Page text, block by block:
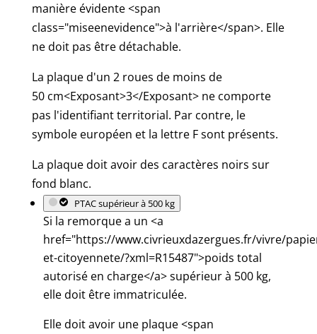
manière évidente <span
class="miseenevidence">à l'arrière</span>. Elle
ne doit pas être détachable.
La plaque d'un 2 roues de moins de
50 cm<Exposant>3</Exposant> ne comporte
pas l'identifiant territorial. Par contre, le
symbole européen et la lettre F sont présents.
La plaque doit avoir des caractères noirs sur
fond blanc.
PTAC supérieur à 500 kg
Si la remorque a un <a
href="https://www.civrieuxdazergues.fr/vivre/
et-citoyennete/?xml=R15487">poids total
autorisé en charge</a> supérieur à 500 kg,
elle doit être immatriculée.
Elle doit avoir une plaque <span